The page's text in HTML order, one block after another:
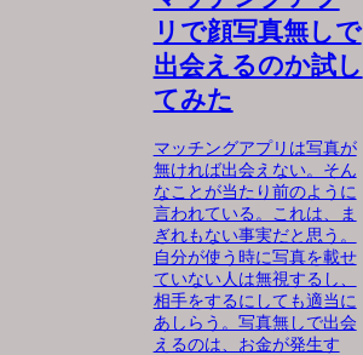
リで顔写真無しで
出会えるのか試し
てみた
マッチングアプリは写真が
無ければ出会えない。そん
なことが当たり前のように
言われている。これは、ま
ぎれもない事実だと思う。
自分が使う時に写真を載せ
ていない人は無視するし、
相手をするにしても適当に
あしらう。写真無しで出会
えるのは、お金が発生す